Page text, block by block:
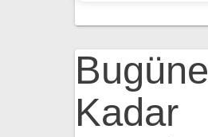
Bugüne
Kadar